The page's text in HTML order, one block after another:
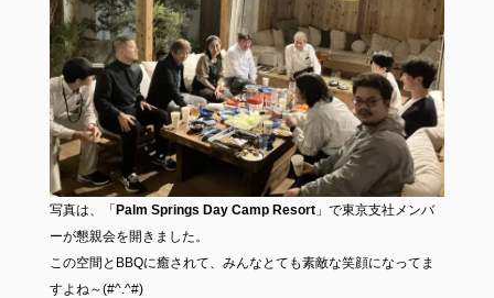
写真は、「Palm Springs Day Camp Resort」で東京支社メンバ
ーが懇親会を開きました。
この空間とBBQに癒されて、みんなとても素敵な笑顔になってま
すよね～(#^.^#)